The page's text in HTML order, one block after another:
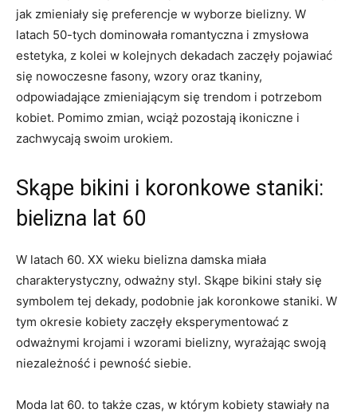
jak zmieniały się preferencje‌ w wyborze bielizny. W
latach 50-tych dominowała romantyczna i​ zmysłowa
estetyka, z kolei ⁣w kolejnych⁤ dekadach zaczęły pojawiać
się nowoczesne fasony, wzory oraz tkaniny,
odpowiadające ​zmieniającym się trendom i potrzebom
kobiet. Pomimo zmian, wciąż pozostają⁤ ikoniczne i
zachwycają⁣ swoim urokiem.
Skąpe bikini i koronkowe‍ staniki:
bielizna lat 60
W latach 60. XX wieku bielizna dam­ska ‌miała
charakterysty­czny, odważny‍ styl. Skąpe bikini stały się
symbolem ‌tej dekady,⁣ podobnie jak koronkowe staniki. W
tym⁤ okresie kobiety zaczęły eksperymentować z
‌odważnymi krojami i wzorami ‌bielizny, wyrażając swoją
niezależność i pewność siebie.
Moda lat 60. to‍ także czas, w którym kobiety stawiały na